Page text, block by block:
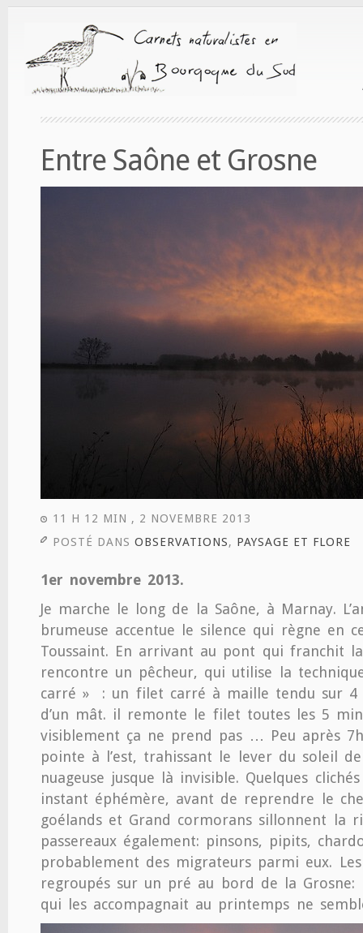
Entre Saône et Grosne
11 H 12 MIN , 2 NOVEMBRE 2013
POSTÉ DANS OBSERVATIONS, PAYSAGE ET FLORE
1er novembre 2013.
Je marche le long de la Saône, à Marnay.
brumeuse accentue le silence qui règne en
Toussaint. En arrivant au pont qui franchit
rencontre un pêcheur, qui utilise la
carré » : un filet carré à maille tendu sur 4
d’un mât. il remonte le filet toutes les 5
visiblement ça ne prend pas … Peu après
pointe à l’est, trahissant le lever du soleil
nuageuse jusque là invisible. Quelques
instant éphémère, avant de reprendre le
goélands et Grand cormorans sillonnent la
passereaux également: pinsons, pipits,
probablement des migrateurs parmi eux.
regroupés sur un pré au bord de la Grosne:
qui les accompagnait au printemps ne